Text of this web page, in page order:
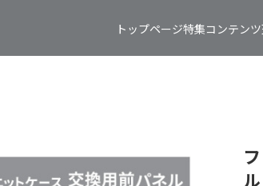
トップページ特集コンテンツ
ル